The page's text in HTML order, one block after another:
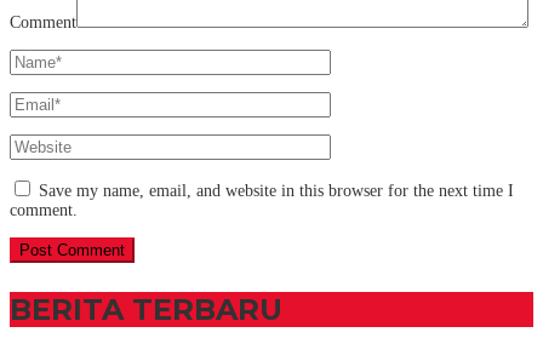
Comment
Save my name, email, and website in this browser for the next time I
comment.
BERITA TERBARU